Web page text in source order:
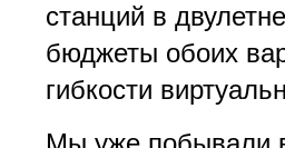
станций в
бюджеты обоих
гибкости